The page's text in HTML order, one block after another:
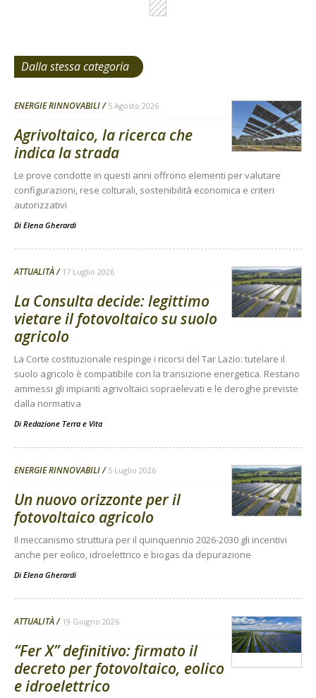
Dalla stessa categoria
ENERGIE RINNOVABILI 5 Agosto 2026
Agrivoltaico, la ricerca che
indica la strada
Le prove condotte in questi anni offrono elementi per valutare
configurazioni, rese colturali, sostenibilità economica e criteri
autorizzativi
Di Elena Gherardi
ATTUALITÀ 17 Luglio 2026
La Consulta decide: legittimo
vietare il fotovoltaico su suolo
agricolo
La Corte costituzionale respinge i ricorsi del Tar Lazio: tutelare il
suolo agricolo è compatibile con la transizione energetica. Restano
ammessi gli impianti agrivoltaici sopraelevati e le deroghe previste
dalla normativa
Di Redazione Terra e Vita
ENERGIE RINNOVABILI 5 Luglio 2026
Un nuovo orizzonte per il
fotovoltaico agricolo
Il meccanismo struttura per il quinquennio 2026-2030 gli incentivi
anche per eolico, idroelettrico e biogas da depurazione
Di Elena Gherardi
ATTUALITÀ 19 Giugno 2026
“Fer X” definitivo: firmato il
decreto per fotovoltaico, eolico
e idroelettrico